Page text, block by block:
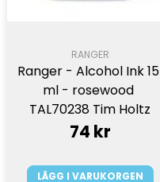
RANGER
Ranger - Alcohol Ink 15
ml - rosewood
TAL70238 Tim Holtz
74 kr
LÄGG I VARUKORGEN